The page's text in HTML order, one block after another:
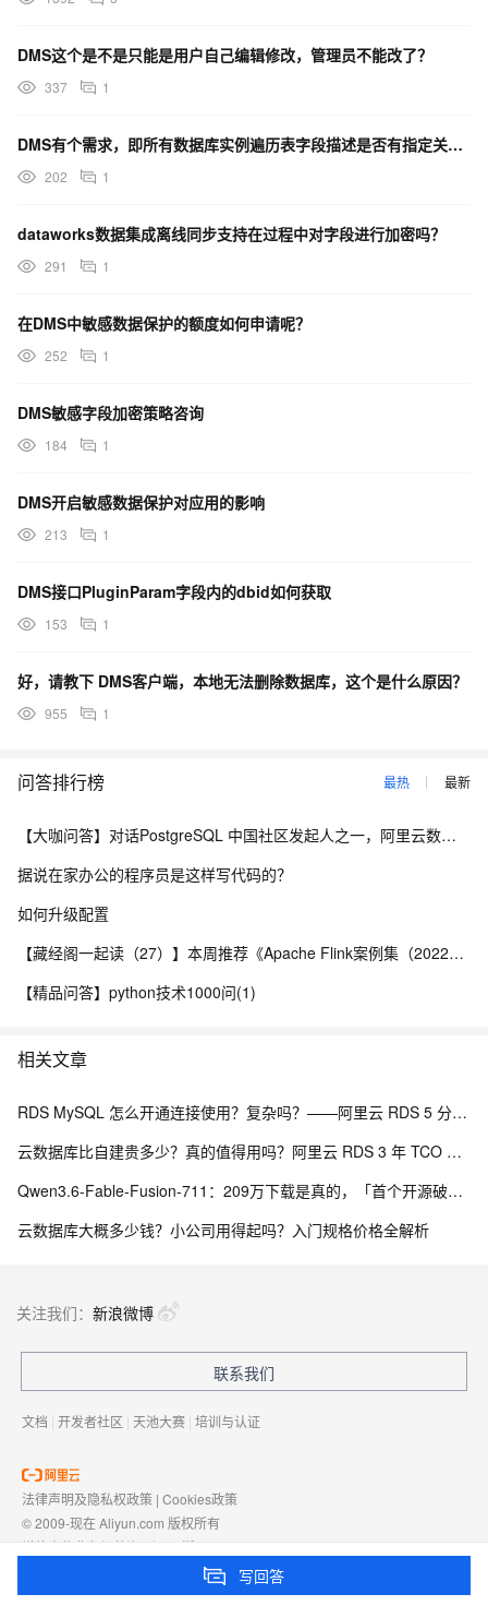
DMS这个是不是只能是用户自己编辑修改，管理员不能改了？
337 1
DMS有个需求，即所有数据库实例遍历表字段描述是否有指定关键词，这个有实现的方法吗？
202 1
dataworks数据集成离线同步支持在过程中对字段进行加密吗？
291 1
在DMS中敏感数据保护的额度如何申请呢？
252 1
DMS敏感字段加密策略咨询
184 1
DMS开启敏感数据保护对应用的影响
213 1
DMS接口PluginParam字段内的dbid如何获取
153 1
好，请教下 DMS客户端，本地无法删除数据库，这个是什么原因？
955 1
问答排行榜 最热 最新
【大咖问答】对话PostgreSQL 中国社区发起人之一，阿里云数据库高级专家 德哥
据说在家办公的程序员是这样写代码的？
如何升级配置
【藏经阁一起读（27）】本周推荐《Apache Flink案例集（2022版）》，你有哪些心得？
【精品问答】python技术1000问(1)
相关文章
RDS MySQL 怎么开通连接使用？复杂吗？——阿里云 RDS 5 分钟上手全流程
云数据库比自建贵多少？真的值得用吗？阿里云 RDS 3 年 TCO 全面对比分析
Qwen3.6-Fable-Fusion-711：209万下载是真的，「首个开源破700」得另说
云数据库大概多少钱？小公司用得起吗？入门规格价格全解析
写回答
关注我们： 新浪微博
联系我们
文档 | 开发者社区 | 天池大赛 | 培训与认证
法律声明及隐私权政策 | Cookies政策
© 2009-现在 Aliyun.com 版权所有
增值电信业务经营许可证： 浙B2-20080101
浙D3-20210002
浙公网安备 33010602009975号浙B2-20080101-4